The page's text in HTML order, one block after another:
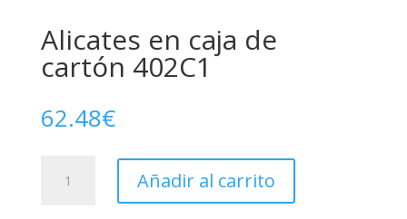
Alicates en caja de
cartón 402C1
62.48€
Añadir al carrito